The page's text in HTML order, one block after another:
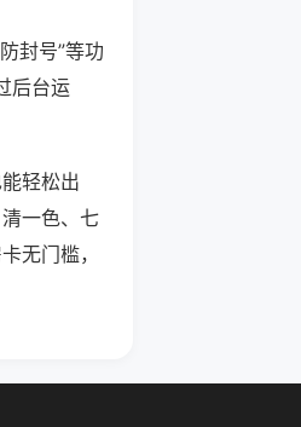
封号”等功
后台运
轻松出
一色、七
无门槛，